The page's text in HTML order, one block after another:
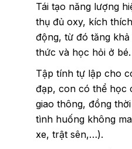
Tái tạo năng lượng
thụ đủ oxy, kích
động, từ đó tăng
thức và học hỏi ở bé.
Tập tính tự lập cho
đạp, con có thể học
giao thông, đồng
tình huống không
xe, trật sên,…).